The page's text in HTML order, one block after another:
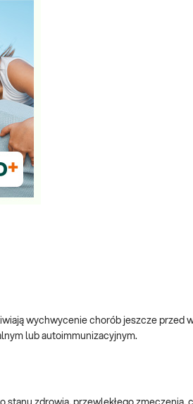
wychwycenie chorób jeszcze przed
lub autoimmunizacyjnym.